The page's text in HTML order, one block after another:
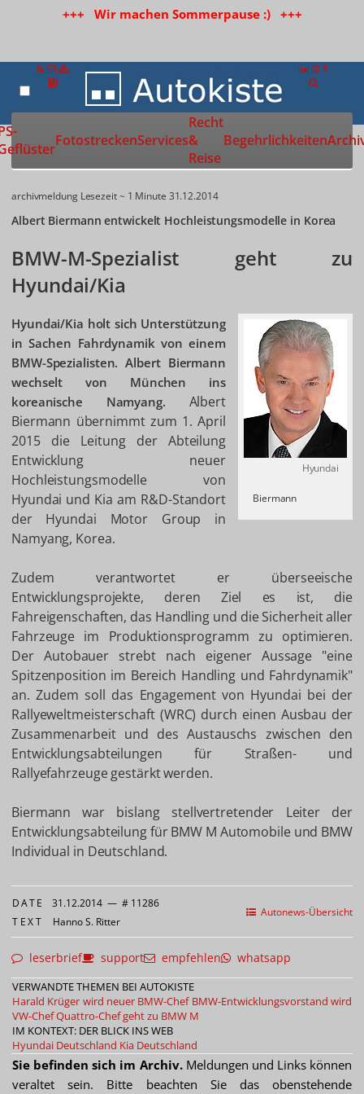
+++ Wir machen Sommerpause :) +++
Zur Startseite
FotostreckenServices
Recht
&
Reise
Begehrlichkeiten
archivmeldung Lesezeit ~ 1 Minute 31.12.2014
Albert Biermann entwickelt Hochleistungsmodelle in Korea
BMW-M-Spezialist geht zu
Hyundai/Kia
Hyundai
Biermann
Hyundai/Kia holt sich Unterstützung
in Sachen Fahrdynamik von einem
BMW-Spezialisten. Albert Biermann
wechselt von München ins
koreanische Namyang. Albert
Biermann übernimmt zum 1. April
2015 die Leitung der Abteilung
Entwicklung neuer
Hochleistungsmodelle von
Hyundai und Kia am R&D-Standort
der Hyundai Motor Group in
Namyang, Korea.
Zudem verantwortet er überseeische
Entwicklungsprojekte, deren Ziel es ist, die
Fahreigenschaften, das Handling und die Sicherheit aller
Fahrzeuge im Produktionsprogramm zu optimieren.
Der Autobauer strebt nach eigener Aussage "eine
Spitzenposition im Bereich Handling und Fahrdynamik"
an. Zudem soll das Engagement von Hyundai bei der
Rallyeweltmeisterschaft (WRC) durch einen Ausbau der
Zusammenarbeit und des Austauschs zwischen den
Entwicklungsabteilungen für Straßen- und
Rallyefahrzeuge gestärkt werden.
Biermann war bislang stellvertretender Leiter der
Entwicklungsabteilung für BMW M Automobile und BMW
Individual in Deutschland.
Autonews-Übersicht
DATE 31.12.2014 — # 11286
TEXT Hanno S. Ritter
leserbrief support empfehlen whatsapp
VERWANDTE THEMEN BEI AUTOKISTE
Harald Krüger wird neuer BMW-Chef BMW-Entwicklungsvorstand wird
VW-ChefQuattro-Chef geht zu BMW M
IM KONTEXT: DER BLICK INS WEB
Hyundai Deutschland Kia Deutschland
Sie befinden sich im Archiv.Meldungen und Links können
veraltet sein. Bitte beachten Sie das obenstehende